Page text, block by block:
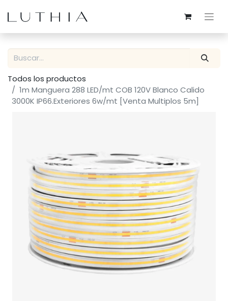
Todos los productos
1m Manguera 288 LED/mt COB 120V Blanco Calido
3000K IP66.Exteriores 6w/mt [Venta Multiplos 5m]